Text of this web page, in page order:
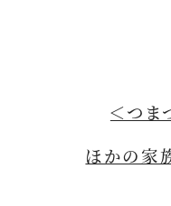
＜つま
ほかの家